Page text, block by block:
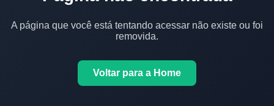
A página que você está tentando acessar não existe ou foi
removida.
Voltar para a Home